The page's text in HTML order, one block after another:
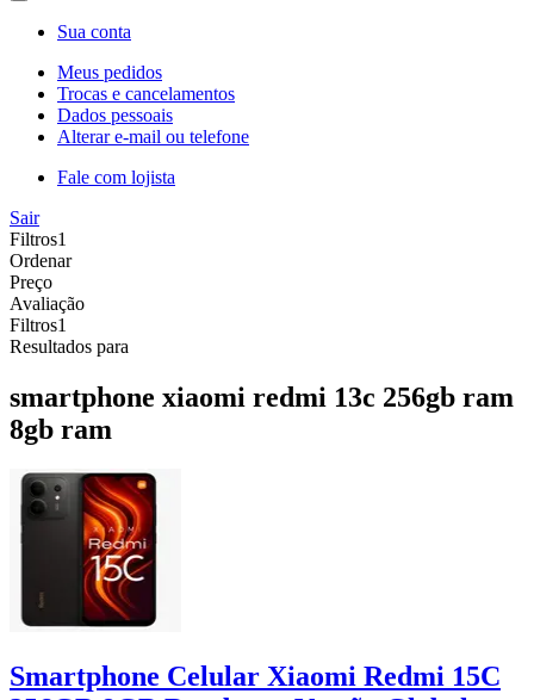
Sua conta
Meus pedidos
Trocas e cancelamentos
Dados pessoais
Alterar e-mail ou telefone
Fale com lojista
Sair
Filtros1
Ordenar
Preço
Avaliação
Filtros1
Resultados para
smartphone xiaomi redmi 13c 256gb ram
8gb ram
Smartphone Celular Xiaomi Redmi 15C